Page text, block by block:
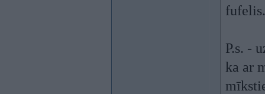
fufelis.
P.s. -
ka ar